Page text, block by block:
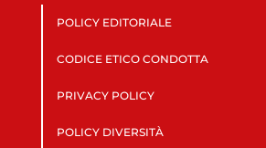
POLICY EDITORIALE
CODICE ETICO CONDOTTA
PRIVACY POLICY
POLICY DIVERSITÀ